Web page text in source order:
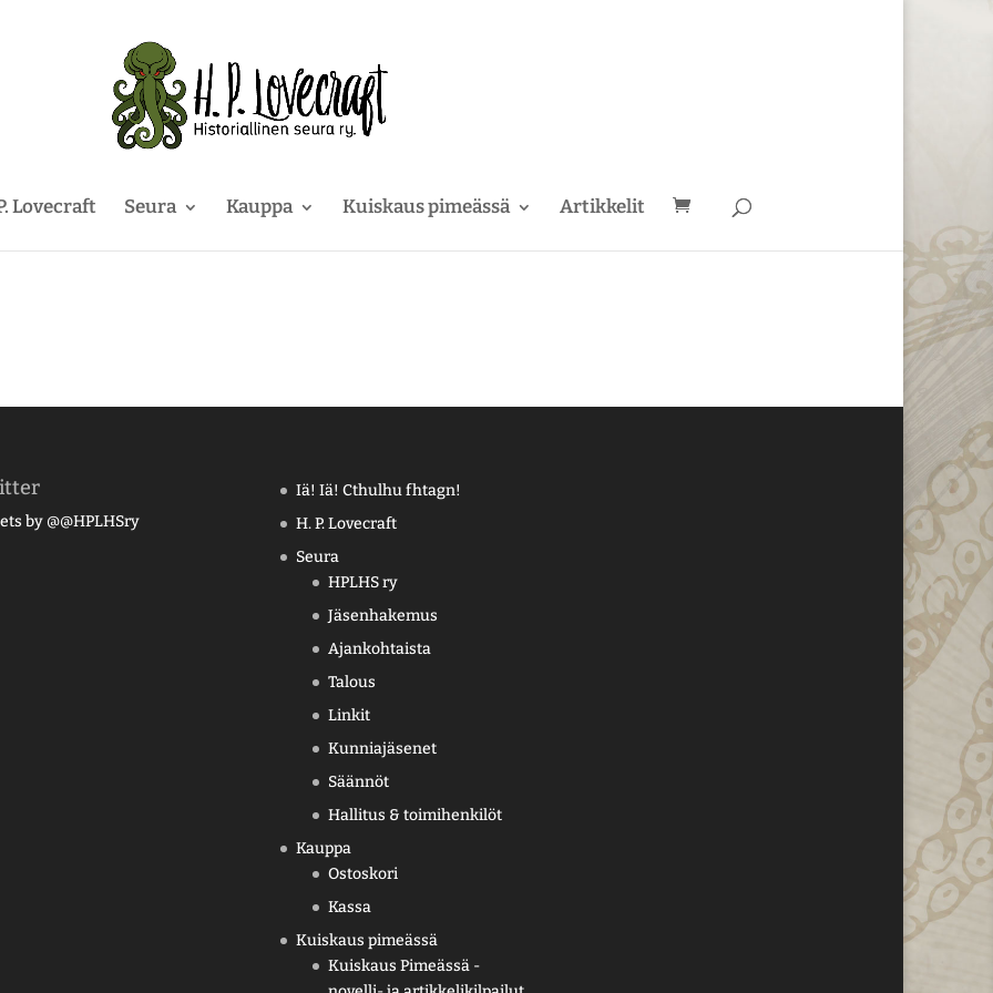
Lovecraft Seura Kauppa Kuiskaus pimeässä Artikkelit
by @@HPLHSry
Iä! Iä! Cthulhu fhtagn!
H. P. Lovecraft
Seura
HPLHS ry
Jäsenhakemus
Ajankohtaista
Talous
Linkit
Kunniajäsenet
Säännöt
Hallitus & toimihenkilöt
Kauppa
Ostoskori
Kassa
Kuiskaus pimeässä
Kuiskaus Pimeässä -